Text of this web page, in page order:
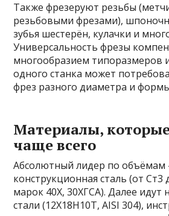
Также фрезеруют резьбы
резьбовыми фрезами),
зубья шестерён, кулачки и
Универсальность фрезы
многообразием типоразмеров
одного станка может
фрез разного диаметра и
Материалы,
чаще всего
Абсолютный лидер по
конструкционная сталь (от
марок 40Х, 30ХГСА). Далее
стали (12Х18Н10Т, AISI 304),